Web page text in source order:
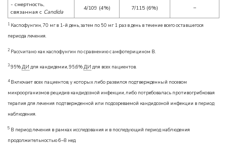
- смертность,
связанная с Candida
4/109 (4%) 7/115 (6%) −
1 Каспофунгин, 70 мг в 1-й день, затем по 50 мг 1 раз в день в течение всего оставшегося
периода лечения.
2 Рассчитано как каспофунгин по сравнению с амфотерицином В.
3 95%ДИ для кандидемии, 95,6%ДИ для всех пациентов.
4Включает всех пациентов, у которых либо развился подтвержденный посевом
микроорганизмов рецидив кандидозной инфекции, либо потребовалась противогрибковая
терапия для лечения подтвержденной или подозреваемой кандидозной инфекции в период
наблюдения.
5 В период лечения в рамках исследования и в последующий период наблюдения
продолжительностью 6–8 нед.